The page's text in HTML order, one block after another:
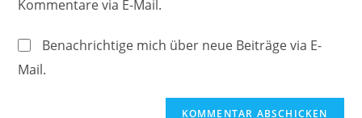
Kommentieren
ein
Kommentare via E-Mail.
Benachrichtige mich über neue Beiträge via E-
Mail.